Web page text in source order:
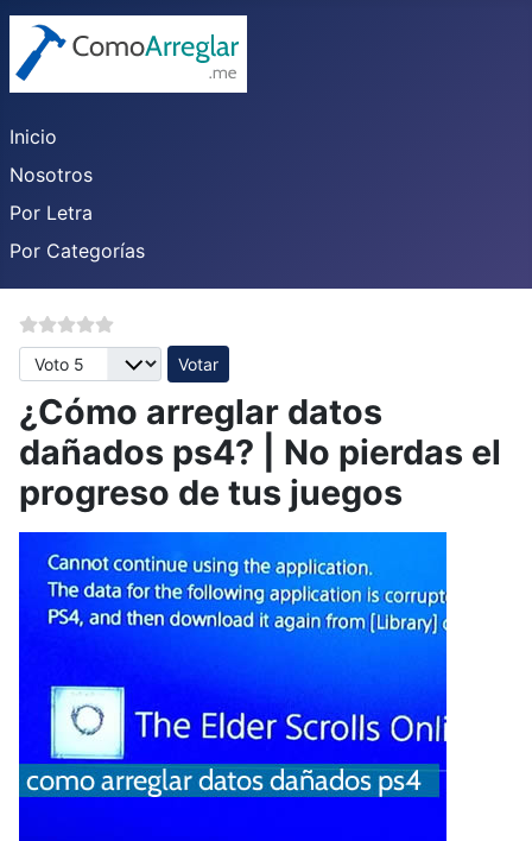
Inicio
Nosotros
Por Letra
Por Categorías
Por favor, vote
¿Cómo arreglar datos
dañados ps4? | No pierdas el
progreso de tus juegos